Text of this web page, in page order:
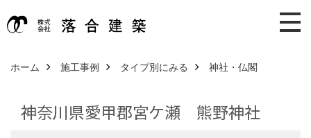
ホーム 施工事例 タイプ別にみる 神社・仏閣
神奈川県愛甲郡宮ケ瀬 熊野神社